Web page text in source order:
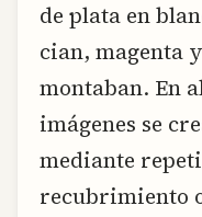
de plata en
cian, magenta
montaban. En
imágenes se
mediante
recubrimiento